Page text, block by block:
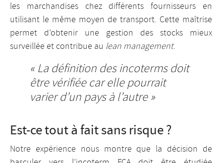
les marchandises chez différents fournisseurs en
utilisant le même moyen de transport. Cette maîtrise
permet d’obtenir une gestion des stocks mieux
surveillée et contribue au lean management.
« La définition des incoterms doit
être vérifiée car elle pourrait
varier d’un pays à l’autre »
Est-ce tout à fait sans risque ?
Notre expérience nous montre que la décision de